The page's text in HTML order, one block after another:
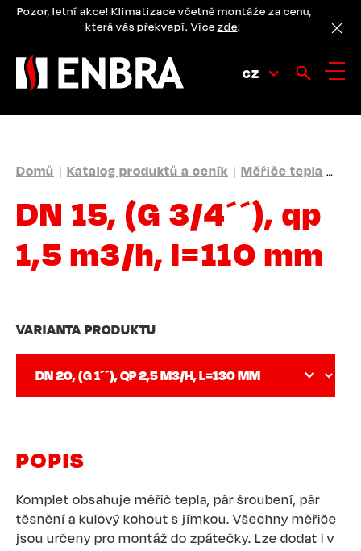
PřejítPozor, letní akce! Klimatizace včetně montáže za cenu,
která vás překvapí. Více zde.
CZ
DROBEČKOVÁ
NAVIGACE
Domů Katalog produktů a ceník Měřiče tepla
DN 15, (G 3/4´´), qp
1,5 m3/h, l=110 mm
VARIANTA PRODUKTU
POPIS
Komplet obsahuje měřič tepla, pár šroubení, pár
těsnění a kulový kohout s jímkou. Všechny měřiče
jsou určeny pro montáž do zpátečky. Lze dodat i v